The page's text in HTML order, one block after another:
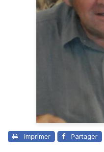
Imprimer Partager